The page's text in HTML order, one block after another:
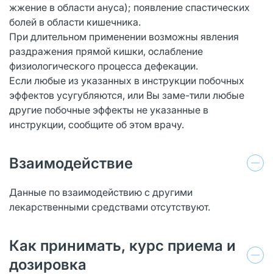
жжение в области ануса); появление спастических
болей в области кишечника.
При длительном применении возможны явления
раздражения прямой кишки, ослабление
физиологического процесса дефекации.
Если любые из указанных в инструкции побочных
эффектов усугубляются, или Вы заме-тили любые
другие побочные эффекты не указанные в
инструкции, сообщите об этом врачу.
Взаимодействие
Данные по взаимодействию с другими
лекарственными средствами отсутствуют.
Как принимать, курс приема и
дозировка